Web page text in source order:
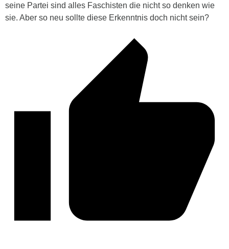
seine Partei sind alles Faschisten die nicht so denken wie
sie. Aber so neu sollte diese Erkenntnis doch nicht sein?